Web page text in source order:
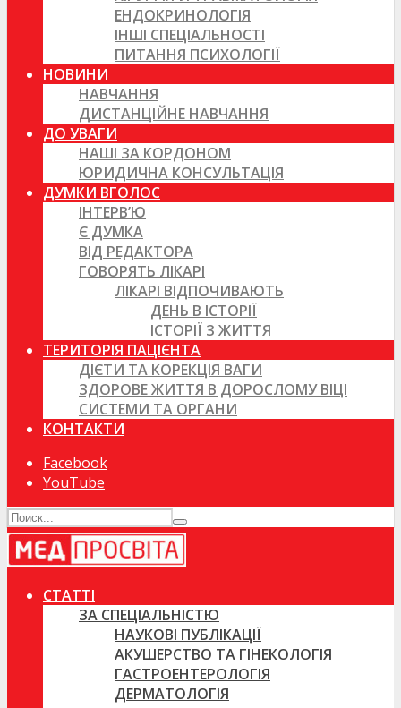
ЕНДОКРИНОЛОГІЯ
ІНШІ СПЕЦІАЛЬНОСТІ
ПИТАННЯ ПСИХОЛОГІЇ
НОВИНИ
НАВЧАННЯ
ДИСТАНЦІЙНЕ НАВЧАННЯ
ДО УВАГИ
НАШІ ЗА КОРДОНОМ
ЮРИДИЧНА КОНСУЛЬТАЦІЯ
ДУМКИ ВГОЛОС
ІНТЕРВ’Ю
Є ДУМКА
ВІД РЕДАКТОРА
ГОВОРЯТЬ ЛІКАРІ
ЛІКАРІ ВІДПОЧИВАЮТЬ
ДЕНЬ В ІСТОРІЇ
ІСТОРІЇ З ЖИТТЯ
ТЕРИТОРІЯ ПАЦІЄНТА
ДІЄТИ ТА КОРЕКЦІЯ ВАГИ
ЗДОРОВЕ ЖИТТЯ В ДОРОСЛОМУ ВІЦІ
СИСТЕМИ ТА ОРГАНИ
КОНТАКТИ
Facebook
YouTube
СТАТТІ
ЗА СПЕЦІАЛЬНІСТЮ
НАУКОВІ ПУБЛІКАЦІЇ
АКУШЕРСТВО ТА ГІНЕКОЛОГІЯ
ГАСТРОЕНТЕРОЛОГІЯ
ДЕРМАТОЛОГІЯ